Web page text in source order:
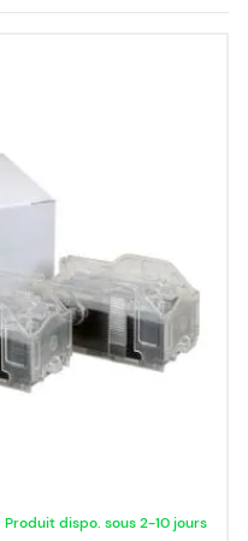
Produit dispo. sous 2-10 jours